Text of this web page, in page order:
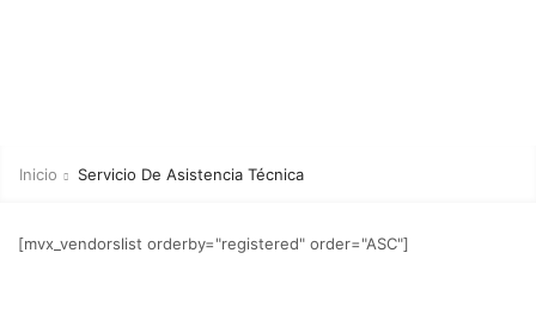
Inicio Servicio De Asistencia Técnica
[mvx_vendorslist orderby="registered" order="ASC"]